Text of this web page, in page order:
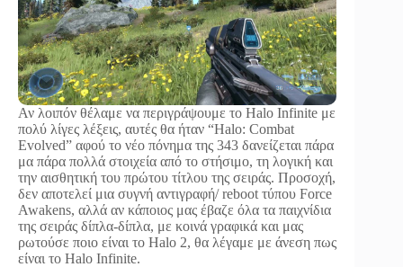
Αν λοιπόν θέλαμε να περιγράψουμε το Halo Infinite με
πολύ λίγες λέξεις, αυτές θα ήταν “Halo: Combat
Evolved” αφού το νέο πόνημα της 343 δανείζεται πάρα
μα πάρα πολλά στοιχεία από το στήσιμο, τη λογική και
την αισθητική του πρώτου τίτλου της σειράς. Προσοχή,
δεν αποτελεί μια συγνή αντιγραφή/ reboot τύπου Force
Awakens, αλλά αν κάποιος μας έβαζε όλα τα παιχνίδια
της σειράς δίπλα-δίπλα, με κοινά γραφικά και μας
ρωτούσε ποιο είναι το Halo 2, θα λέγαμε με άνεση πως
είναι το Halo Infinite.